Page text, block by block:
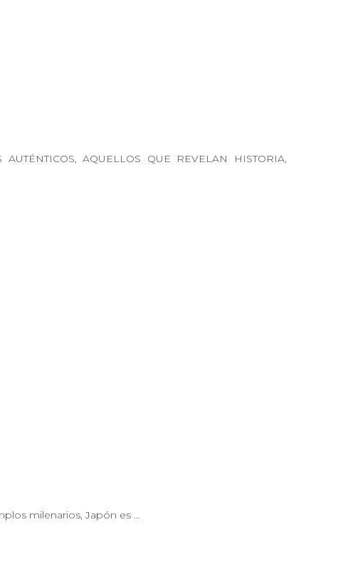
AQUELLOS QUE REVELAN HISTORIA,
milenarios, Japón es …